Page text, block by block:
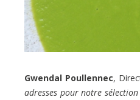
Gwendal Poullennec,
adresses pour notre